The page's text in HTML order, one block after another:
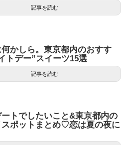
記事を読む
かしら。東京都内のおすす
トデー”スイーツ15選
記事を読む
トでしたいこと&東京都内の
スポットまとめ♡恋は夏の夜に